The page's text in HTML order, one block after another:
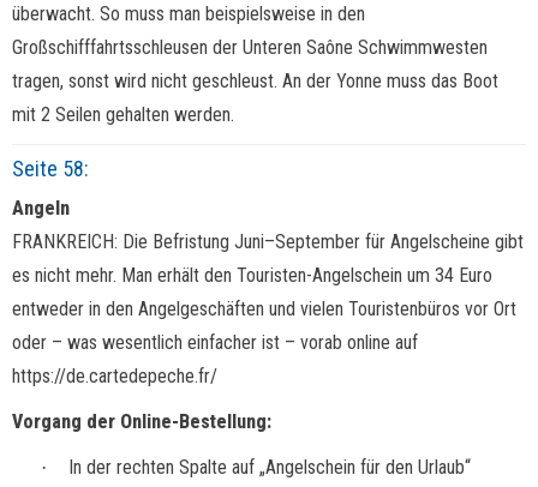
überwacht. So muss man beispielsweise in den
Großschifffahrtsschleusen der Unteren Saône Schwimmwesten
tragen, sonst wird nicht geschleust. An der Yonne muss das Boot
mit 2 Seilen gehalten werden.
Seite 58:
Angeln
FRANKREICH: Die Befristung Juni–September für Angelscheine gibt
es nicht mehr. Man erhält den Touristen-Angelschein um 34 Euro
entweder in den Angelgeschäften und vielen Touristenbüros vor Ort
oder – was wesentlich einfacher ist – vorab online auf
https://de.cartedepeche.fr/
Vorgang der Online-Bestellung:
·
In der rechten Spalte auf „Angelschein für den Urlaub“